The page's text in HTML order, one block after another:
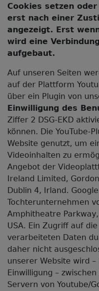
Cookies setzen
erst nach einer
angezeigt. Erst
wird eine
aufgebaut.
Auf unseren Seiten
auf der Plattform
über ein Plugin von
Einwilligung des
Ziffer 2 DSG-EKD
können. Die YouTube-
Website genutzt, um
Videoinhalten zu
Angebot der
Ireland Limited,
Dublin 4, Irland.
Tochterunternehmen
Amphitheatre
USA. Ein Zugriff auf
verarbeiteten Daten
daher nicht
unserer Website wird
Einwilligung –
Servern von Youtube/